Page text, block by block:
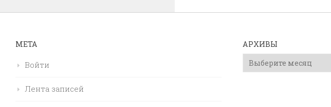
МЕТА
Войти
Лента записей
АРХИВЫ
Архивы